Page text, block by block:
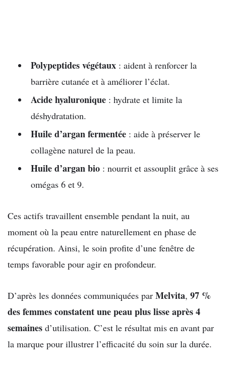
Polypeptides végétaux : aident à renforcer la
barrière cutanée et à améliorer l’éclat.
Acide hyaluronique : hydrate et limite la
déshydratation.
Huile d’argan fermentée : aide à préserver le
collagène naturel de la peau.
Huile d’argan bio : nourrit et assouplit grâce à ses
omégas 6 et 9.
Ces actifs travaillent ensemble pendant la nuit, au
moment où la peau entre naturellement en phase de
récupération. Ainsi, le soin profite d’une fenêtre de
temps favorable pour agir en profondeur.
D’après les données communiquées par Melvita, 97 %
des femmes constatent une peau plus lisse après 4
semaines d’utilisation. C’est le résultat mis en avant par
la marque pour illustrer l’efficacité du soin sur la durée.